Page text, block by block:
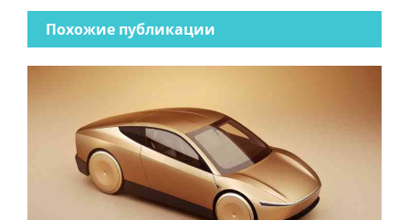
Похожие публикации